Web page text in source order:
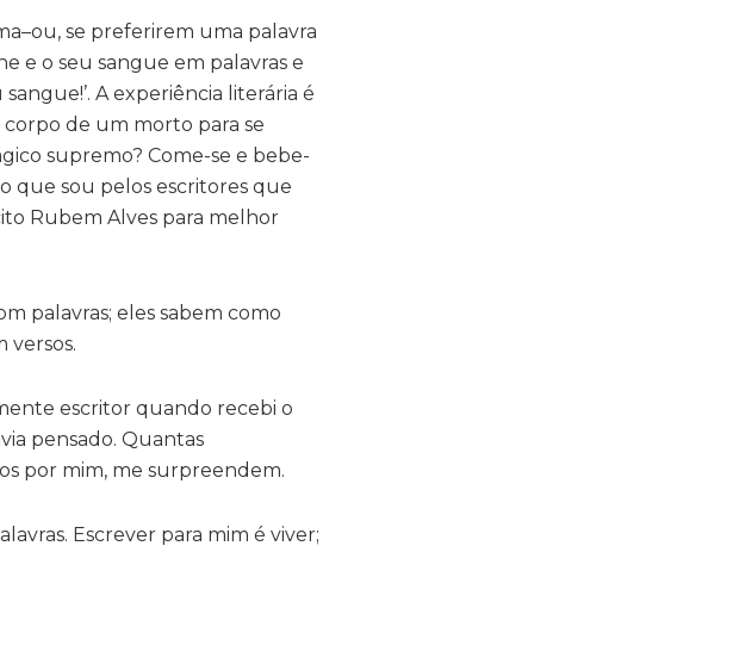
se preferirem uma palavra
e o seu sangue em palavras e
A experiência literária é
de um morto para se
supremo? Come-se e bebe-
que sou pelos escritores que
Rubem Alves para melhor
palavras; eles sabem como
versos.
escritor quando recebi o
pensado. Quantas
por mim, me surpreendem.
Escrever para mim é viver;